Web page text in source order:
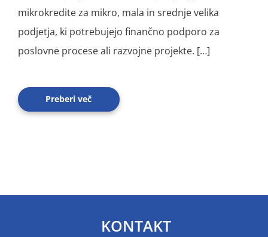
mikrokredite za mikro, mala in srednje velika
podjetja, ki potrebujejo finančno podporo za
poslovne procese ali razvojne projekte. […]
Preberi več
KONTAKT